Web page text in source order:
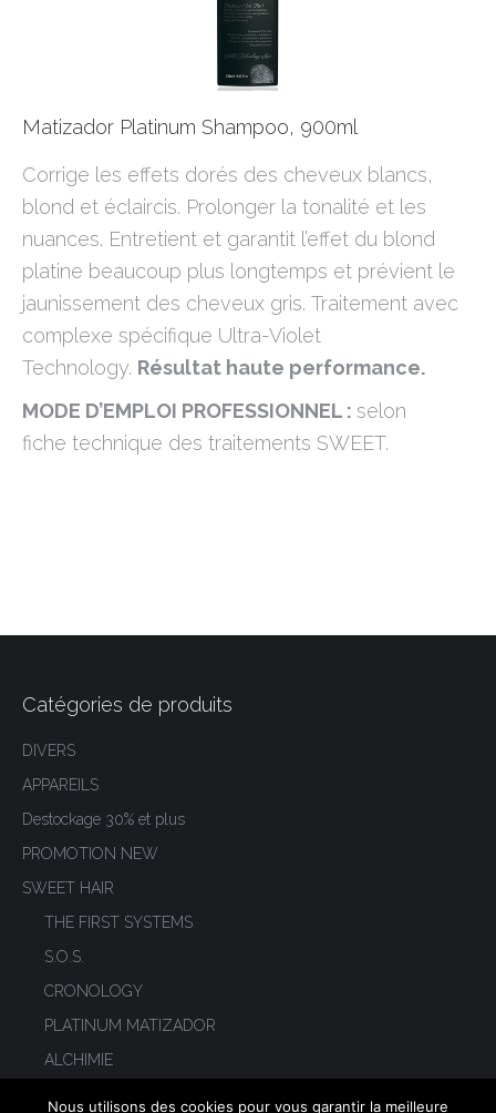
Matizador Platinum Shampoo, 900ml
Corrige les effets dorés des cheveux blancs,
blond et éclaircis. Prolonger la tonalité et les
nuances. Entretient et garantit l’effet du blond
platine beaucoup plus longtemps et prévient le
jaunissement des cheveux gris. Traitement avec
complexe spécifique Ultra-Violet
Technology. Résultat haute performance.
MODE D’EMPLOI PROFESSIONNEL : selon
fiche technique des traitements SWEET.
Catégories de produits
DIVERS
APPAREILS
Destockage 30% et plus
PROMOTION NEW
SWEET HAIR
THE FIRST SYSTEMS
S.O.S.
CRONOLOGY
PLATINUM MATIZADOR
ALCHIMIE
Nous utilisons des cookies pour vous garantir la meilleure